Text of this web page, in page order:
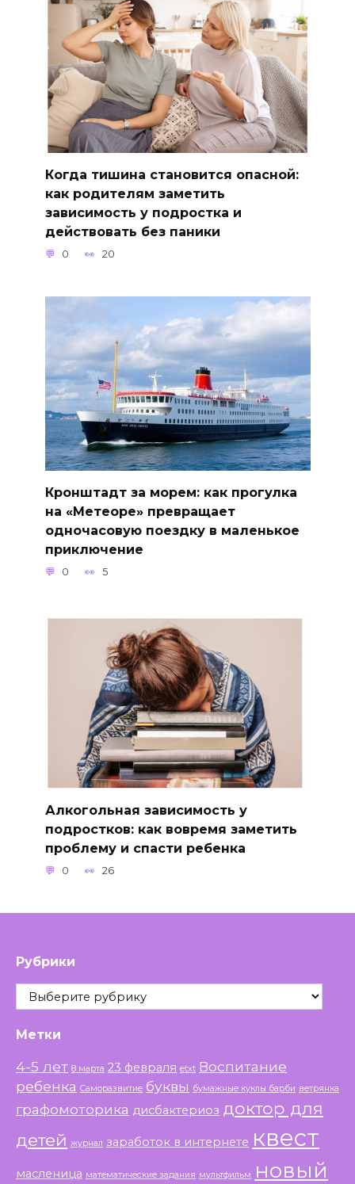
Когда тишина становится опасной:
как родителям заметить
зависимость у подростка и
действовать без паники
0 20
Кронштадт за морем: как прогулка
на «Метеоре» превращает
одночасовую поездку в маленькое
приключение
0 5
Алкогольная зависимость у
подростков: как вовремя заметить
проблему и спасти ребенка
0 26
Рубрики
Рубрики
Метки
4-5 лет 8 марта 23 февраля etxt Воспитание
ребенка Саморазвитие буквы бумажные куклы барби ветрянка
графомоторика дисбактериоз доктор для
детей журнал заработок в интернете квест
масленица математические задания мультфильм новый